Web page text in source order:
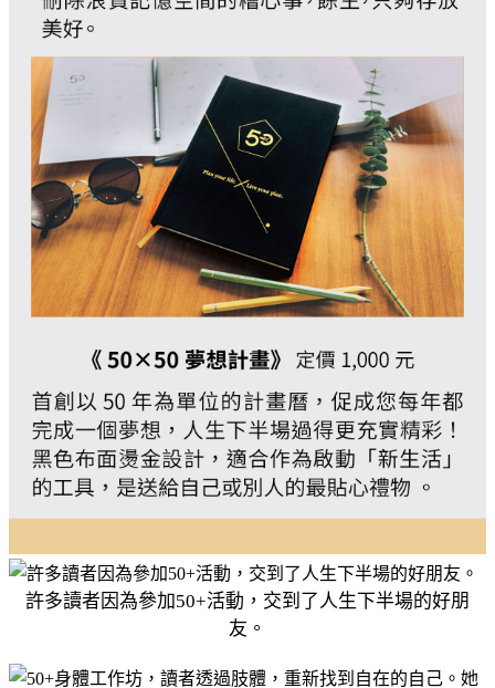
許多讀者因為參加50+活動，交到了人生下半場的好朋
友。